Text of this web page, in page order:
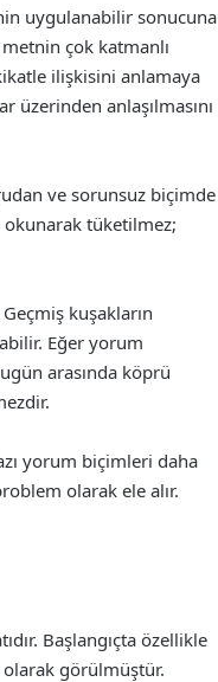
uygulanabilir sonucuna
çok katmanlı
ilişkisini anlamaya
üzerinden anlaşılmasını
ve sorunsuz biçimde
okunarak tüketilmez;
kuşakların
Eğer yorum
arasında köprü
yorum biçimleri daha
olarak ele alır.
Başlangıçta özellikle
görülmüştür.